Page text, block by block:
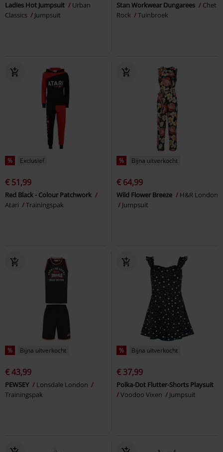
Ladies Hot Jumpsuit
Urban
Classics
Jumpsuit
Stan Workwear Dungarees
Chet
Rock
Tuinbroek
% Exclusief
€ 51,99
Red Black - Colour Patchwork
Atari
Trainingspak
% Bijna uitverkocht
€ 64,99
Wild Flower Breeze
H&R London
Jumpsuit
% Bijna uitverkocht
€ 43,99
PEWSEY
Lonsdale London
Trainingspak
% Bijna uitverkocht
€ 37,99
Polka-Dot Flutter-Shorts Playsuit
Voodoo Vixen
Jumpsuit